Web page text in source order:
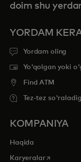
doim shu
YORDAM
Yordam oling
Yo'qolgan yoki
Find ATM
Tez-tez
KOMPANIYA
Haqida
Karyeralaropens in a